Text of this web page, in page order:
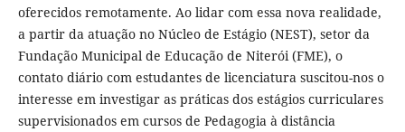
oferecidos remotamente. Ao lidar com essa nova realidade,
a partir da atuação no Núcleo de Estágio (NEST), setor da
Fundação Municipal de Educação de Niterói (FME), o
contato diário com estudantes de licenciatura suscitou-nos o
interesse em investigar as práticas dos estágios curriculares
supervisionados em cursos de Pedagogia à distância